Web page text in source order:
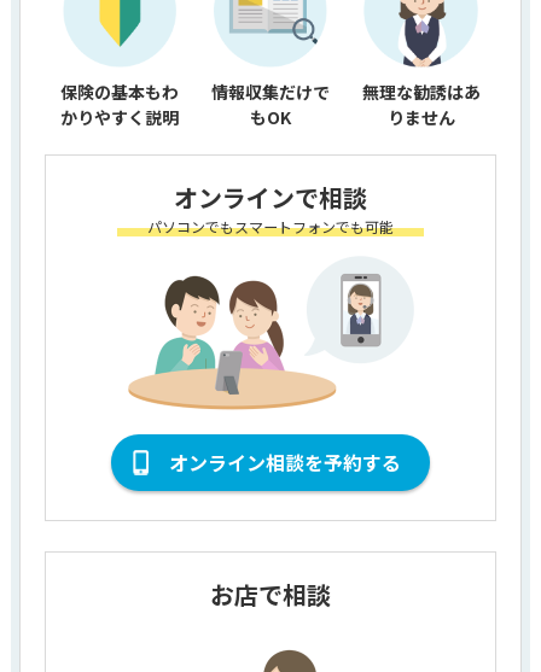
保険の基本もわ
かりやすく説明
情報収集だけで
もOK
無理な勧誘はあ
りません
オンラインで相談
パソコンでもスマートフォンでも可能
オンライン相談を予約する
お店で相談